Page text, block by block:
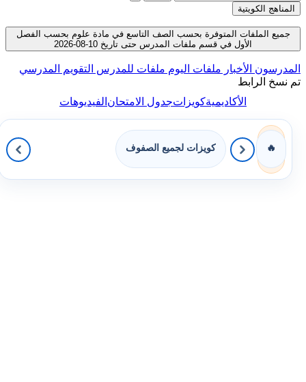
المناهج الكويتية
جميع الملفات المتوفرة بحسب الصف التاسع في مادة علوم بحسب الفصل
الأول في قسم ملفات المدرس حتى تاريخ 10-08-2026
المدرسون الأخبار ملفات اليوم ملفات للمدرس التقويم المدرسي
تم نسخ الرابط
الأكاديميةكويزاتجدول الامتحانالفيديوهات
🔥 كويزات لجميع الصفوف